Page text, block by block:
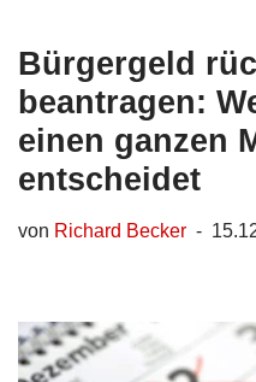
Bürgergeld
beantragen:
einen ganzen
entscheidet
von Richard Becker